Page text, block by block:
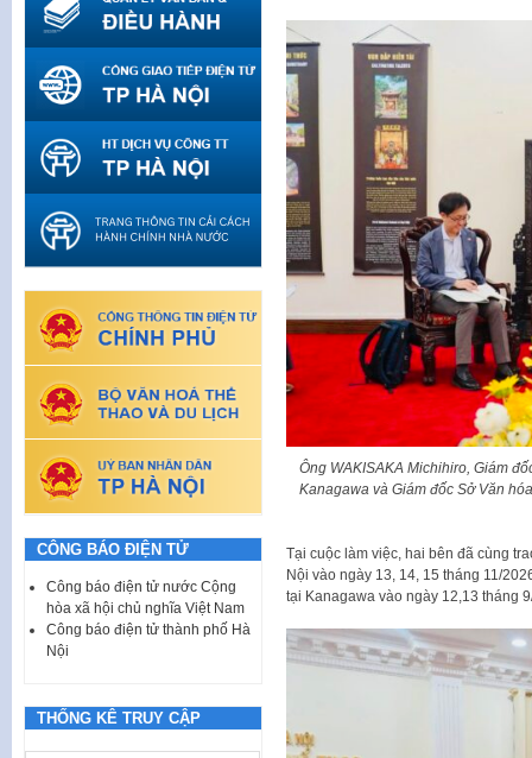
Ông WAKISAKA Michihiro, Giám
Kanagawa và Giám đốc Sở Văn
Tại cuộc làm việc, hai bên đã cùng
Nội vào ngày 13, 14, 15 tháng 11/
tại Kanagawa vào ngày 12,13 tháng
CÔNG BÁO ĐIỆN TỬ
Công báo điện tử nước Cộng
hòa xã hội chủ nghĩa Việt Nam
Công báo điện tử thành phố Hà
Nội
THỐNG KÊ TRUY CẬP